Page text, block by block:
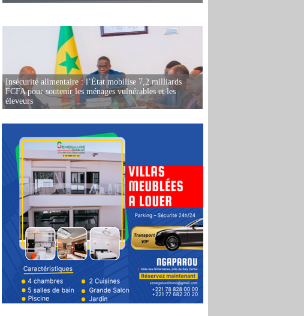
Insécurité alimentaire : l’État mobilise 7,2 milliards
FCFA pour soutenir les ménages vulnérables et les
éleveurs